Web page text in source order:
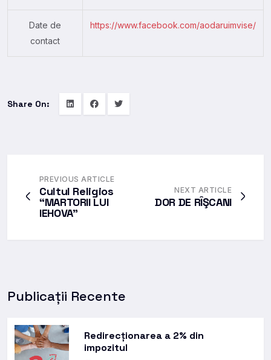
Date de
contact
https://www.facebook.com/aodaruimvise/
Share On:
PREVIOUS ARTICLE
Cultul Religios
“MARTORII LUI
IEHOVA”
NEXT ARTICLE
DOR DE RÎŞCANI
Publicații Recente
Redirecționarea a 2% din
impozitul